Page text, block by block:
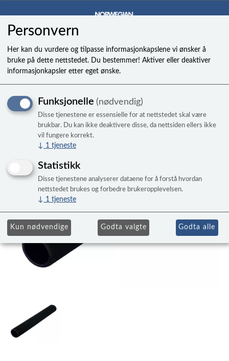
Skumgummiforing manuell
lokkløfter
Personvern
Her kan du vurdere og tilpasse informasjonkapslene vi ønsker å
bruke på dette nettstedet. Du bestemmer! Aktiver eller deaktiver
informasjonkapsler etter eget ønske.
Funksjonelle (nødvendig)
Disse tjenestene er essensielle for at nettstedet skal være
brukbar. Du kan ikke deaktivere disse, da nettsiden ellers ikke
vil fungere korrekt.
↓ 1 tjeneste
Statistikk
Disse tjenestene analyserer dataene for å forstå hvordan
nettstedet brukes og forbedre brukeropplevelsen.
↓ 1 tjeneste
Kun nødvendige Godta valgte Godta alle